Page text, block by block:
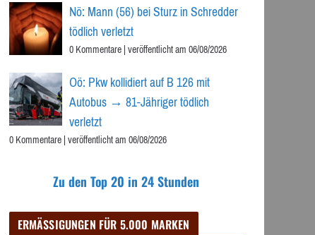
Nö: Mann (56) bei Sturz in Schredder
tödlich verletzt
0 Kommentare|veröffentlicht am 06/08/2026
Oö: Pkw kollidiert auf B 126 mit
Autobus → 81-Jähriger tödlich
verletzt
0 Kommentare|veröffentlicht am 06/08/2026
Zu den Top 20 in 24 Stunden
ERMÄSSIGUNGEN FÜR 5.000 MARKEN